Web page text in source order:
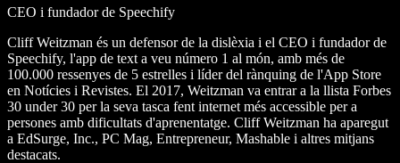
CEO i fundador de Speechify
Cliff Weitzman és un defensor de la dislèxia i el CEO i fundador de
Speechify, l'app de text a veu número 1 al món, amb més de
100.000 ressenyes de 5 estrelles i líder del rànquing de l'App Store
en Notícies i Revistes. El 2017, Weitzman va entrar a la llista Forbes
30 under 30 per la seva tasca fent internet més accessible per a
persones amb dificultats d'aprenentatge. Cliff Weitzman ha aparegut
a EdSurge, Inc., PC Mag, Entrepreneur, Mashable i altres mitjans
destacats.